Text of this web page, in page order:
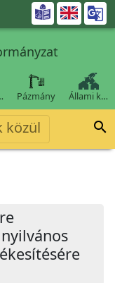

Pázmány Állami k…
közül 